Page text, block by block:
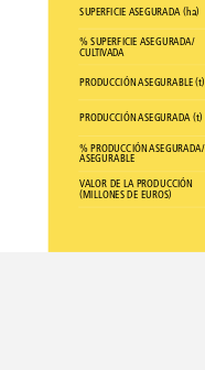
SUPERFICIE ASEGURADA (ha)
% SUPERFICIE ASEGURADA/
CULTIVADA
PRODUCCIÓN ASEGURABLE (t)
PRODUCCIÓN ASEGURADA (t)
% PRODUCCIÓN ASEGURADA/
ASEGURABLE
VALOR DE LA PRODUCCIÓN
(MILLONES DE EUROS)